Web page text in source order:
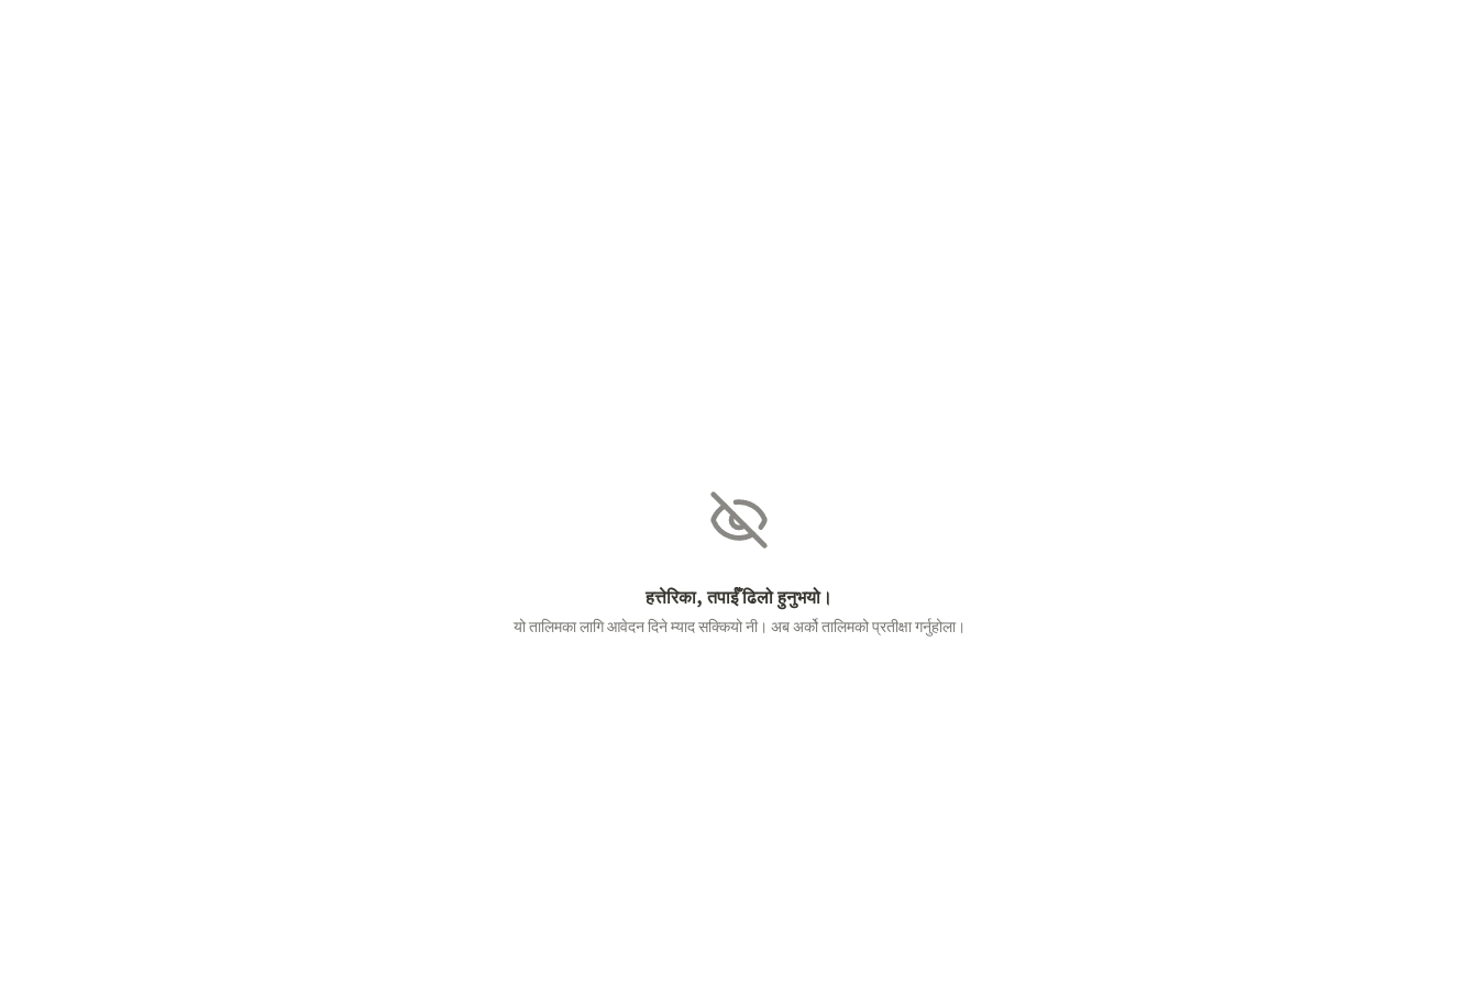
हत्तेरिका, तपाईँ ढिलो हुनुभयो।
यो तालिमका लागि आवेदन दिने म्याद सक्कियो नी। अब अर्को तालिमको प्रतीक्षा गर्नुहोला।